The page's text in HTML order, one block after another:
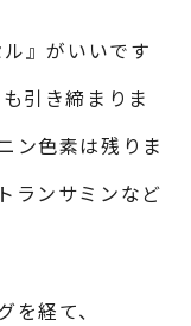
』がいいです
引き締まりま
ン色素は残りま
ランサミンなど
経て、